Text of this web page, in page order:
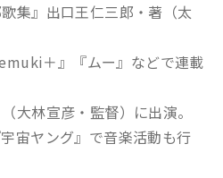
集』出口王仁三郎・著（太
＋』『ムー』などで連載
大林宣彦・監督）に出演。
宙ヤング』で音楽活動も行